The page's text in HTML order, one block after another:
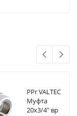
PPr VALTEC
Муфта
20х3/4" вр